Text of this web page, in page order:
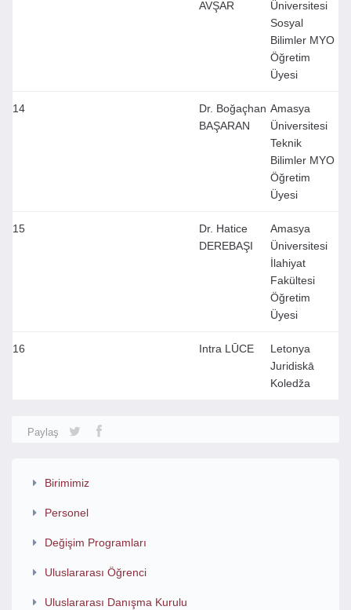
AVŞAR
Üniversitesi
Sosyal
Bilimler MYO
Öğretim
Üyesi
14
Dr. Boğaçhan
BAŞARAN
Amasya
Üniversitesi
Teknik
Bilimler MYO
Öğretim
Üyesi
15
Dr. Hatice
DEREBAŞI
Amasya
Üniversitesi
İlahiyat
Fakültesi
Öğretim
Üyesi
16 Intra LŪCE
Letonya
Juridiskā
Koledža
Paylaş
Birimimiz
Personel
Değişim Programları
Uluslararası Öğrenci
Uluslararası Danışma Kurulu